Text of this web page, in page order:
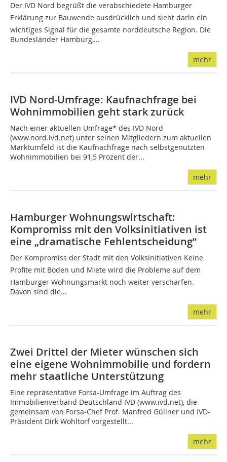
Der IVD Nord begrüßt die verabschiedete Hamburger
Erklärung zur Bauwende ausdrücklich und sieht darin ein
wichtiges Signal für die gesamte norddeutsche Region. Die
Bundesländer Hamburg,...
mehr
IVD Nord-Umfrage: Kaufnachfrage bei
Wohnimmobilien geht stark zurück
Nach einer aktuellen Umfrage* des IVD Nord
(www.nord.ivd.net) unter seinen Mitgliedern zum aktuellen
Marktumfeld ist die Kaufnachfrage nach selbstgenutzten
Wohnimmobilien bei 91,5 Prozent der...
mehr
Hamburger Wohnungswirtschaft:
Kompromiss mit den Volksinitiativen ist
eine „dramatische Fehlentscheidung“
Der Kompromiss der Stadt mit den Volksinitiativen Keine
Profite mit Boden und Miete wird die Probleme auf dem
Hamburger Wohnungsmarkt noch weiter verschärfen.
Davon sind die...
mehr
Zwei Drittel der Mieter wünschen sich
eine eigene Wohnimmobilie und fordern
mehr staatliche Unterstützung
Eine repräsentative Forsa-Umfrage im Auftrag des
Immobilienverband Deutschland IVD (www.ivd.net), die
gemeinsam von Forsa-Chef Prof. Manfred Güllner und IVD-
Präsident Dirk Wohltorf vorgestellt...
mehr